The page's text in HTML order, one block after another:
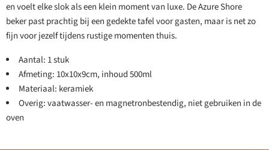
en voelt elke slok als een klein moment van luxe. De Azure Shore
beker past prachtig bij een gedekte tafel voor gasten, maar is net zo
fijn voor jezelf tijdens rustige momenten thuis.
Aantal: 1 stuk
Afmeting: 10x10x9cm, inhoud 500ml
Materiaal: keramiek
Overig: vaatwasser- en magnetronbestendig, niet gebruiken in de
oven